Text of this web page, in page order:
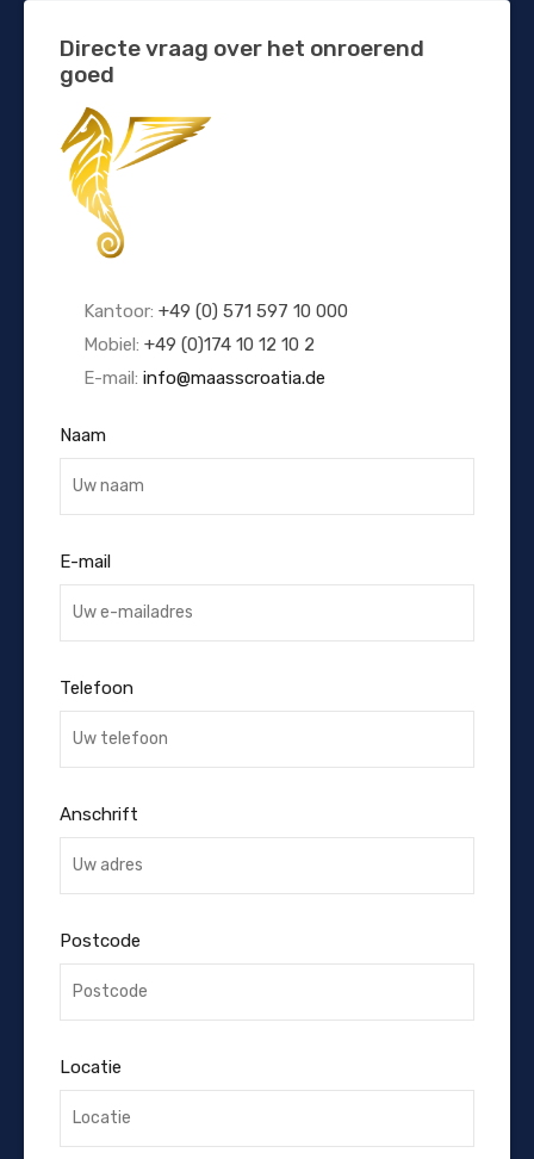
Directe vraag over het onroerend
goed
Kantoor: +49 (0) 571 597 10 000
Mobiel: +49 (0)174 10 12 10 2
E-mail: info@maasscroatia.de
Naam
E-mail
Telefoon
Anschrift
Postcode
Locatie